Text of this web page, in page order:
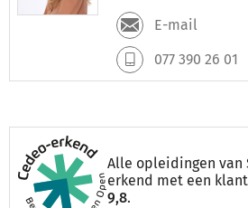
E-mail
077 390 26 01
Alle opleidingen van
erkend met een
9,8.